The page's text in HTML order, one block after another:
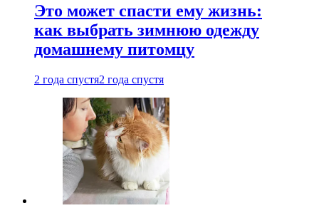
Это может спасти ему жизнь:
как выбрать зимнюю одежду
домашнему питомцу
2 года спустя2 года спустя